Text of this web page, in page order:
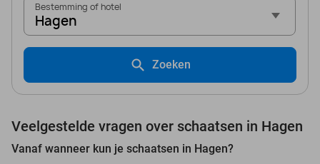
Bestemming of hotel
Hagen
Zoeken
Veelgestelde vragen over schaatsen in Hagen
Vanaf wanneer kun je schaatsen in Hagen?